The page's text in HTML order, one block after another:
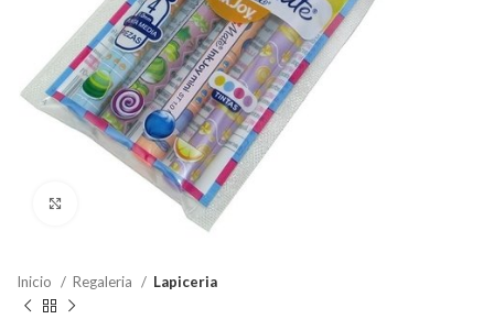
Clic para ampliar
Inicio Regaleria Lapiceria